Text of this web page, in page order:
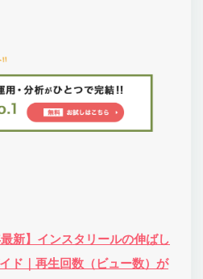
最新】インスタリールの伸ばし
ド｜再生回数（ビュー数）が